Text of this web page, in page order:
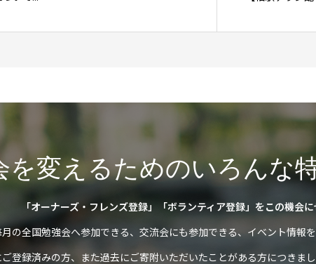
を変えるためのいろんな
「オーナーズ・フレンズ登録」「ボランティア登録」をこの機会
の全国勉強会へ参加できる、交流会にも参加できる、イベント情報
登録済みの方、また過去にご寄附いただいたことがある方につきまし